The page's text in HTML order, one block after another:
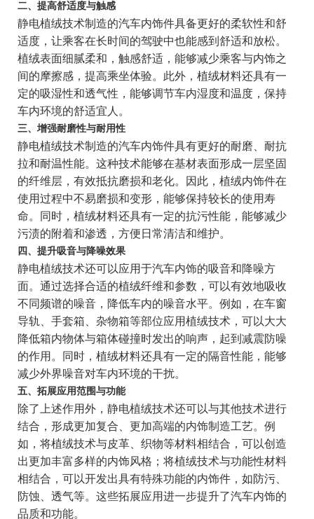
二、提高舒适度与触感
静电植绒技术制造的汽车内饰件具备更好的柔软性和舒
适度，让乘客在长时间的驾驶中也能感到舒适和放松。
植绒表面细腻柔和，触感舒适，能够减少乘客与内饰之
间的摩擦感，提高乘坐体验。此外，植绒材料还具有一
定的吸湿性和透气性，能够调节车内湿度和温度，保持
车内环境的舒适宜人。
三、增强耐磨性与耐用性
静电植绒技术制造的汽车内饰件具有更好的耐磨、耐抗
拉和耐温性能。这种技术能够在基材表面形成一层坚固
的纤维层，有效抵抗磨损和老化。因此，植绒内饰件在
使用过程中不易磨损和变形，能够保持较长的使用寿
命。同时，植绒材料还具有一定的抗污性能，能够减少
污渍的附着和渗透，方便日常清洁和维护。
四、提升吸音与降噪效果
静电植绒技术还可以应用于汽车内饰的吸音和降噪方
面。通过选择合适的植绒纤维和参数，可以有效地吸收
不同频谱的噪音，降低车内的噪音水平。例如，在车窗
导轨、手套箱、杂物箱等部位应用植绒技术，可以大大
降低箱内物体与箱体碰撞时发出的响声，起到减震防噪
的作用。同时，植绒材料还具有一定的隔音性能，能够
减少外界噪音对车内环境的干扰。
五、拓展应用范围与功能
除了上述作用外，静电植绒技术还可以与其他技术进行
结合，形成更加复合、更加高端的内饰制造工艺。例
如，将植绒技术与皮革、织物等材料相结合，可以创造
出更加丰富多样的内饰风格；将植绒技术与功能性材料
相结合，可以开发出具有特殊功能的内饰件，如防污、
防蚀、透气等。这些拓展应用进一步提升了汽车内饰的
品质和功能。